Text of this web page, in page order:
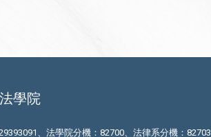
法學院
、法學院分機：82700、法律系分機：82703